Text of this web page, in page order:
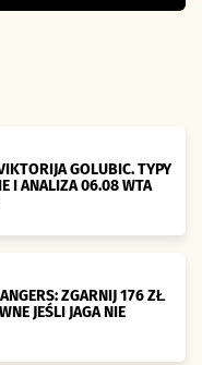
GOLUBIC. TYPY
I ANALIZA 06.08 WTA
ZGARNIJ 176 ZŁ
JEŚLI JAGA NIE